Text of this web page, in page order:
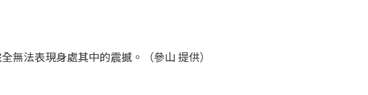
無法表現身處其中的震撼。（參山 提供）